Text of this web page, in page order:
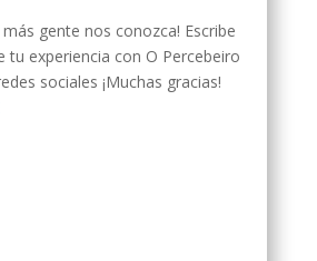
más gente nos conozca! Escribe
tu experiencia con O Percebeiro
sociales ¡Muchas gracias!